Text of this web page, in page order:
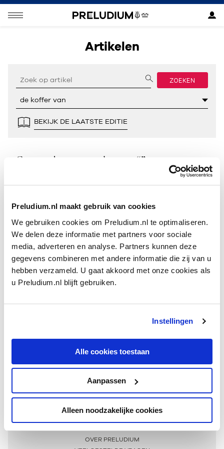
Preludium.nl maakt gebruik van cookies
We gebruiken cookies om Preludium.nl te optimaliseren.
We delen deze informatie met partners voor sociale
media, adverteren en analyse. Partners kunnen deze
gegevens combineren met andere informatie die zij van u
hebben verzameld. U gaat akkoord met onze cookies als
u Preludium.nl blijft gebruiken.
Instellingen
Alle cookies toestaan
Aanpassen
Alleen noodzakelijke cookies
Artikelen
ZOEKEN
BEKIJK DE LAATSTE EDITIE
Geen resultaten gevonden voor “”.
Meer informatie
OVER PRELUDIUM